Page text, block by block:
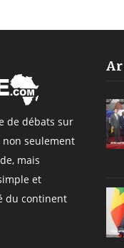
de débats sur
non seulement
mais
et
du continent